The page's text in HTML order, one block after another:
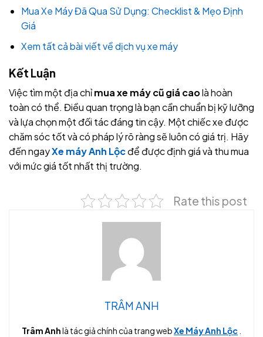
Mua Xe Máy Đã Qua Sử Dụng: Checklist & Mẹo Định
Giá
Xem tất cả bài viết về dịch vụ xe máy
Kết Luận
Việc tìm một địa chỉmua xe máy cũ giá caolà hoàn
toàn có thể. Điều quan trọng là bạn cần chuẩn bị kỹ lưỡng
và lựa chọn một đối tác đáng tin cậy. Một chiếc xe được
chăm sóc tốt và có pháp lý rõ ràng sẽ luôn có giá trị. Hãy
đến ngayXe máy Anh Lộcđể được định giá và thu mua
với mức giá tốt nhất thị trường.
Rate this post
TRÂM ANH
Trâm Anhlà tác giả chính của trang webXe Máy Anh Lộc